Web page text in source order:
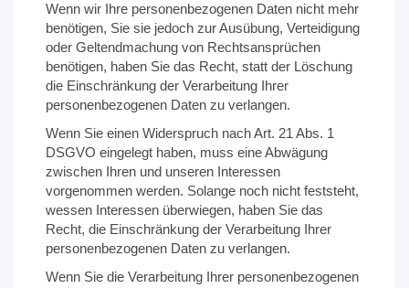
Wenn wir Ihre personenbezogenen Daten nicht mehr
benötigen, Sie sie jedoch zur Ausübung, Verteidigung
oder Geltendmachung von Rechtsansprüchen
benötigen, haben Sie das Recht, statt der Löschung
die Einschränkung der Verarbeitung Ihrer
personenbezogenen Daten zu verlangen.
Wenn Sie einen Widerspruch nach Art. 21 Abs. 1
DSGVO eingelegt haben, muss eine Abwägung
zwischen Ihren und unseren Interessen
vorgenommen werden. Solange noch nicht feststeht,
wessen Interessen überwiegen, haben Sie das
Recht, die Einschränkung der Verarbeitung Ihrer
personenbezogenen Daten zu verlangen.
Wenn Sie die Verarbeitung Ihrer personenbezogenen